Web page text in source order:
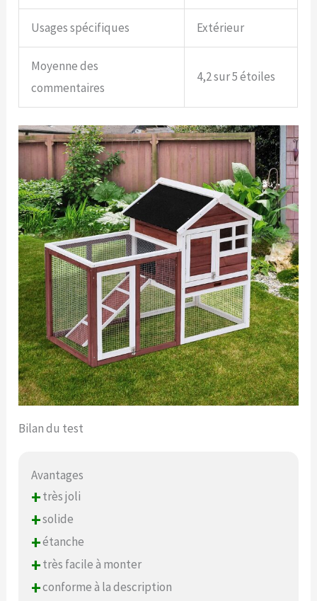
Usages spécifiques Extérieur
Moyenne des
commentaires
4,2 sur 5 étoiles
Bilan du test
Avantages
+très joli
+solide
+étanche
+très facile à monter
+conforme à la description